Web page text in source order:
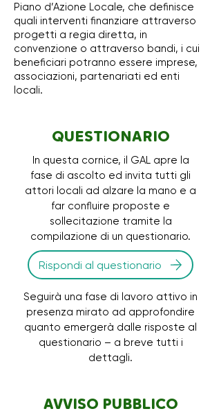
Piano d’Azione Locale, che definisce
quali interventi finanziare attraverso
progetti a regia diretta, in
convenzione o attraverso bandi, i cui
beneficiari potranno essere imprese,
associazioni, partenariati ed enti
locali.
QUESTIONARIO
In questa cornice, il GAL apre la
fase di ascolto ed invita tutti gli
attori locali ad alzare la mano e a
far confluire proposte e
sollecitazione tramite la
compilazione di un questionario.
Seguirà una fase di lavoro attivo in
presenza mirato ad approfondire
quanto emergerà dalle risposte al
questionario – a breve tutti i
dettagli.
Rispondi al questionario
AVVISO PUBBLICO